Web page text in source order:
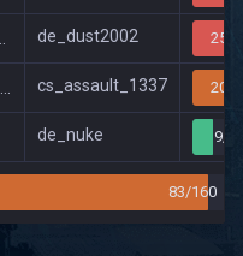
de_dust2002 25/
cs_assault_1337 20/
de_nuke 9/
83/160